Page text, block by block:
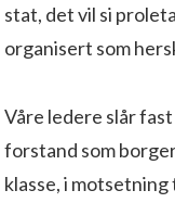
stat, det vil si
organisert som
Våre ledere slår
forstand som
klasse, i